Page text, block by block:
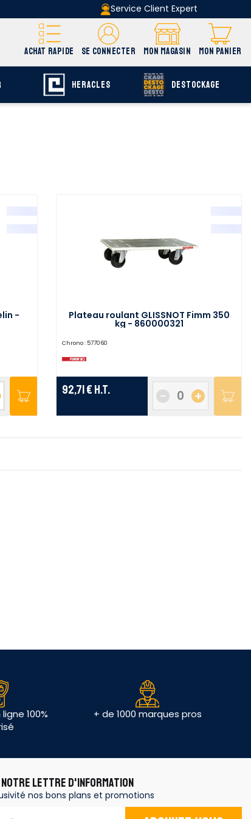
Service Client Expert
ACHAT RAPIDE SE CONNECTER MON MAGASIN MON PANIER
HERACLES DESTOCKAGE
- Plateau roulant GLISSNOT Fimm 350
kg - 860000321
Chrono : 577060
92,71 € H.T. +
-
100%
+ de 1000 marques pros
LETTRE D'INFORMATION
nos bons plans et promotions